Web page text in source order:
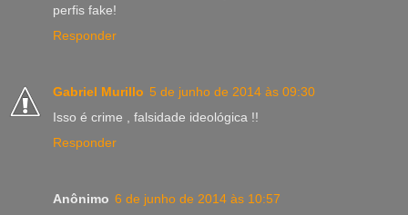
perfis fake!
Responder
Gabriel Murillo 5 de junho de 2014 às 09:30
Isso é crime , falsidade ideológica !!
Responder
Anônimo 6 de junho de 2014 às 10:57